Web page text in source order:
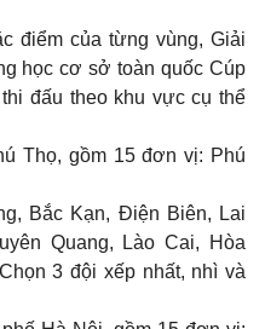
điểm của từng vùng, Giải
học cơ sở toàn quốc Cúp
đấu theo khu vực cụ thể
Thọ, gồm 15 đơn vị: Phú
Bắc Kạn, Điện Biên, Lai
Quang, Lào Cai, Hòa
3 đội xếp nhất, nhì và